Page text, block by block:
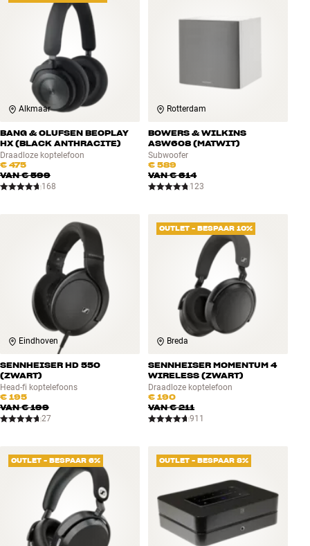
Alkmaar
BANG & OLUFSEN BEOPLAY
HX (BLACK ANTHRACITE)
Draadloze koptelefoon
€ 475
VAN€ 599
168
Rotterdam
BOWERS & WILKINS
ASW608 (MATWIT)
Subwoofer
€ 589
VAN€ 614
123
Eindhoven
SENNHEISER HD 550
(ZWART)
Head-fi koptelefoons
€ 195
VAN€ 199
27
OUTLET - BESPAAR 10%
Breda
SENNHEISER MOMENTUM 4
WIRELESS (ZWART)
Draadloze koptelefoon
€ 190
VAN€ 211
911
OUTLET - BESPAAR 6% OUTLET - BESPAAR 8%